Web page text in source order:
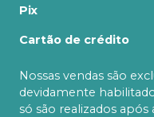
Pix
Cartão de crédito
Nossas vendas são
devidamente
só são realizados